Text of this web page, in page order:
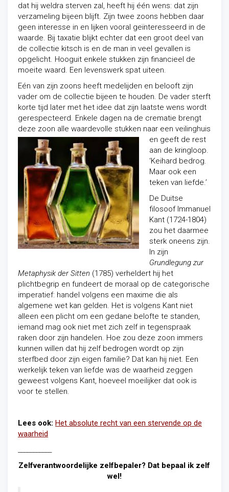
dat hij weldra sterven zal, heeft hij één wens: dat zijn
verzameling bijeen blijft. Zijn twee zoons hebben daar
geen interesse in en lijken vooral geïnteresseerd in de
waarde. Bij taxatie blijkt echter dat een groot deel van
de collectie kitsch is en de man in veel gevallen is
opgelicht. Hooguit enkele stukken zijn financieel de
moeite waard. Een levenswerk spat uiteen.
Eén van zijn zoons heeft medelijden en belooft zijn
vader om de collectie bijeen te houden. De vader sterft
korte tijd later met het idee dat zijn laatste wens wordt
gerespecteerd. Enkele dagen na de crematie brengt
deze zoon alle waardevolle stukken naar een veilinghuis
en geeft de rest
aan de kringloop.
‘Keihard bedrog.
Maar ook een
teken van liefde.’
De Duitse
filosoof Immanuel
Kant (1724-1804)
zou het daarmee
sterk oneens zijn.
In zijn
Grundlegung zur
Metaphysik der Sitten (1785) verheldert hij het
plichtbegrip en fundeert de moraal op de categorische
imperatief: handel volgens een maxime die als
algemene wet kan gelden. Het is volgens Kant niet
alleen een plicht om een gedane belofte te standen,
iemand mag ook niet met zich zelf in tegenspraak
raken door zijn handelen. Hoe zou deze zoon immers
kunnen willen dat hij zelf bedrogen wordt op zijn
sterfbed door zijn eigen familie? Dat kan hij niet. Een
werkelijk teken van liefde was de waarheid zeggen
geweest volgens Kant, hoeveel moeilijker dat ook is
voor te stellen.
Lees ook: Het absolute recht van een stervende op de
waarheid
Zelfverantwoordelijke zelfbepaler? Dat bepaal ik zelf
wel!